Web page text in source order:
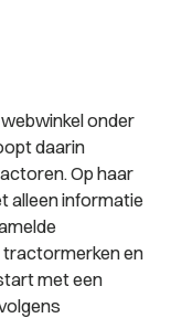
onder
daarin
Op haar
alleen informatie
en
met een